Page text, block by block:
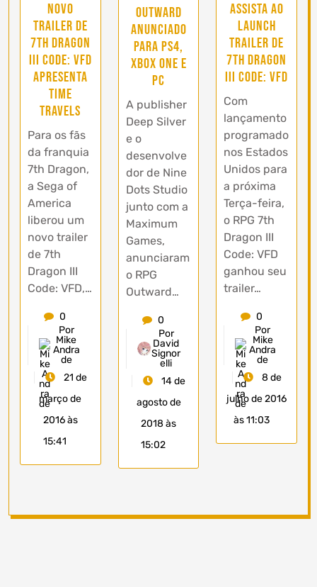
Novo
trailer de
7th Dragon
III Code: VFD
apresenta
Time
Travels
Para os fãs
da franquia
7th Dragon,
a Sega of
America
liberou um
novo trailer
de 7th
Dragon III
Code: VFD,…
0
Por
Mike
Andra
de
21 de
março de
2016 às
15:41
Outward
anunciado
para PS4,
Xbox One e
PC
A publisher
Deep Silver
e o
desenvolve
dor de Nine
Dots Studio
junto com a
Maximum
Games,
anunciaram
o RPG
Outward…
0
Por
David
Signor
elli
14 de
agosto de
2018 às
15:02
Assista ao
Launch
Trailer de
7th Dragon
III Code: VFD
Com
lançamento
programado
nos Estados
Unidos para
a próxima
Terça-feira,
o RPG 7th
Dragon III
Code: VFD
ganhou seu
trailer…
0
Por
Mike
Andra
de
8 de
julho de 2016
às 11:03